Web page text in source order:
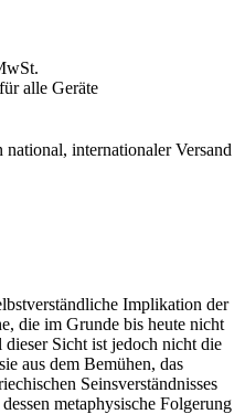
alle Geräte
national, internationaler Versand
Implikation der
die im Grunde bis heute nicht
Sicht ist jedoch nicht die
aus dem Bemühen, das
Seinsverständnisses
metaphysische Folgerung